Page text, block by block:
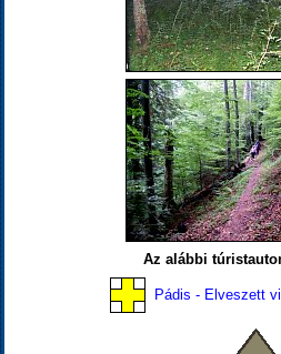
Az alábbi
Pádis - Elveszett